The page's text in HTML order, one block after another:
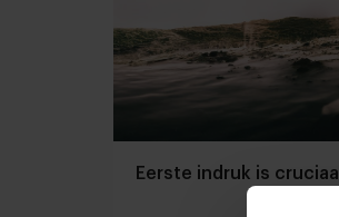
Eerste indruk is cruciaal